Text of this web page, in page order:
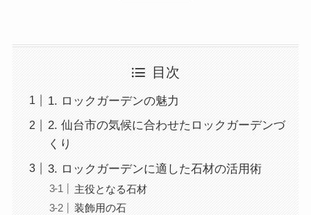
目次
1. ロックガーデンの魅力
2. 仙台市の気候に合わせたロックガーデンづ
くり
3. ロックガーデンに適した石材の活用術
主役となる石材
装飾用の石